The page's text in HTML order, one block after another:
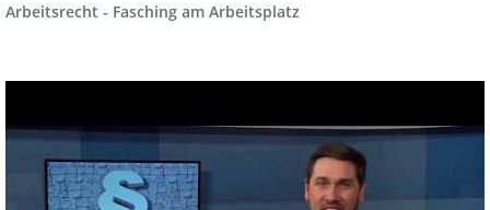
Arbeitsrecht - Fasching am Arbeitsplatz